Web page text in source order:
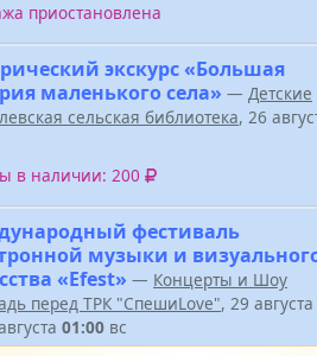
приостановлена
экскурс «Большая
маленького села» — Детские
сельская библиотека, 26
в наличии: 200
фестиваль
музыки и
«Efest» — Концерты и Шоу
перед ТРК "СпешиLove", 29
01:00 вс